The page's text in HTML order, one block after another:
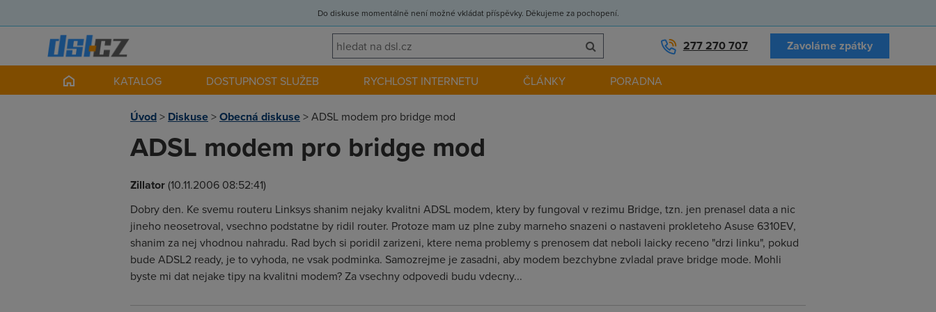
Do diskuse momentálně není možné vkládat příspěvky. Děkujeme za pochopení.
277 270 707 Zavoláme zpátky
KATALOG DOSTUPNOST SLUŽEB RYCHLOST INTERNETU ČLÁNKY PORADNA
Úvod> Diskuse>Obecná diskuse>ADSL modem pro bridge mod
ADSL modem pro bridge mod
Zillator(10.11.2006 08:52:41)
Dobry den. Ke svemu routeru Linksys shanim nejaky kvalitni ADSL modem, ktery by fungoval v rezimu Bridge, tzn. jen prenasel data a nic
jineho neosetroval, vsechno podstatne by ridil router. Protoze mam uz plne zuby marneho snazeni o nastaveni prokleteho Asuse 6310EV,
shanim za nej vhodnou nahradu. Rad bych si poridil zarizeni, ktere nema problemy s prenosem dat neboli laicky receno "drzi linku", pokud
bude ADSL2 ready, je to vyhoda, ne vsak podminka. Samozrejme je zasadni, aby modem bezchybne zvladal prave bridge mode. Mohli
byste mi dat nejake tipy na kvalitni modem? Za vsechny odpovedi budu vdecny...